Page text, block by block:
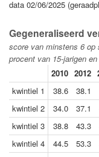
data 02/06/2025
Gegeneraliseerd
score van minstens 6 op
procent van 15-jarigen
2010 2012
kwintiel 1
38.6 38.1
kwintiel 2
34.0 37.1
kwintiel 3
38.8 43.3
kwintiel 4
44.5 53.3